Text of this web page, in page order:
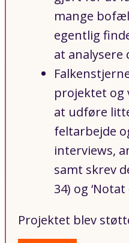
mange
egentlig
at analysere
projektet og
at udføre
feltarbejde
interviews,
samt skrev
34) og
Projektet blev